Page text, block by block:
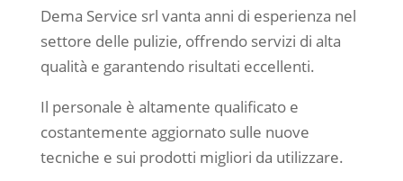
Dema Service srl vanta anni di esperienza nel
settore delle pulizie, offrendo servizi di alta
qualità e garantendo risultati eccellenti.
Il personale è altamente qualificato e
costantemente aggiornato sulle nuove
tecniche e sui prodotti migliori da utilizzare.